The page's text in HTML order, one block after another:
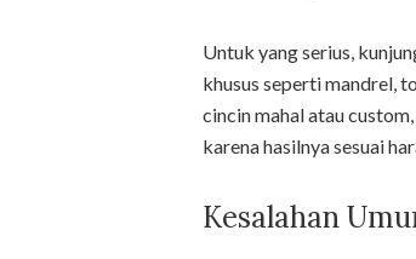
Untuk yang serius,
khusus seperti mandrel,
cincin mahal atau
karena hasilnya sesuai
Kesalahan